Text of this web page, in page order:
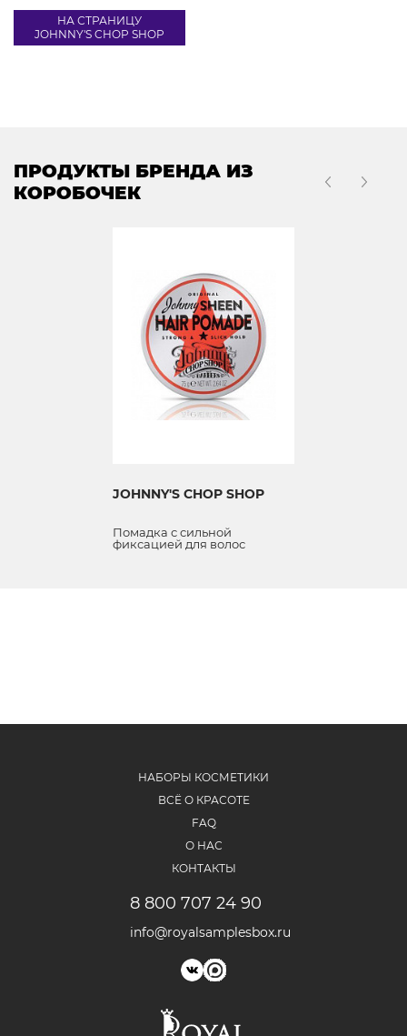
НА СТРАНИЦУ
JOHNNY'S CHOP SHOP
ПРОДУКТЫ БРЕНДА ИЗ
КОРОБОЧЕК
JOHNNY'S CHOP SHOP
Помадка с сильной
фиксацией для волос
НАБОРЫ КОСМЕТИКИ
ВСЁ О КРАСОТЕ
FAQ
О НАС
КОНТАКТЫ
8 800 707 24 90
info@royalsamplesbox.ru